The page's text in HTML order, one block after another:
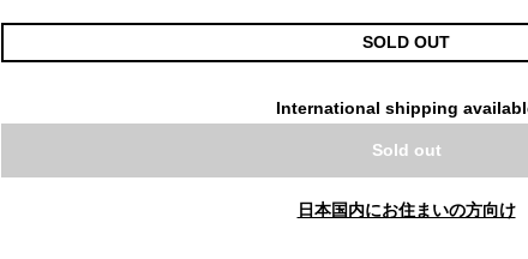
SOLD OUT
International shipping
Sold out
日本国内にお住まいの方向け